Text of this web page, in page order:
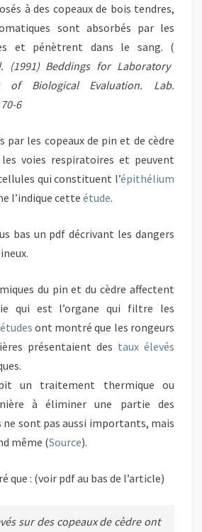
à des copeaux de bois tendres,
sont absorbés par les
et pénètrent dans le sang. (
(1991) Beddings for Laboratory
of Biological Evaluation. Lab.
6
par les copeaux de pin et de cèdre
voies respiratoires et peuvent
qui constituent l’épithélium
l’indique cette étude.
bas un pdf décrivant les dangers
du pin et du cèdre affectent
qui est l’organe qui filtre les
études ont montré que les rongeurs
présentaient des taux élevés
un traitement thermique ou
à éliminer une partie des
ne sont pas aussi importants, mais
même (Source).
que : (voir pdf au bas de l’article)
sur des copeaux de cèdre ont